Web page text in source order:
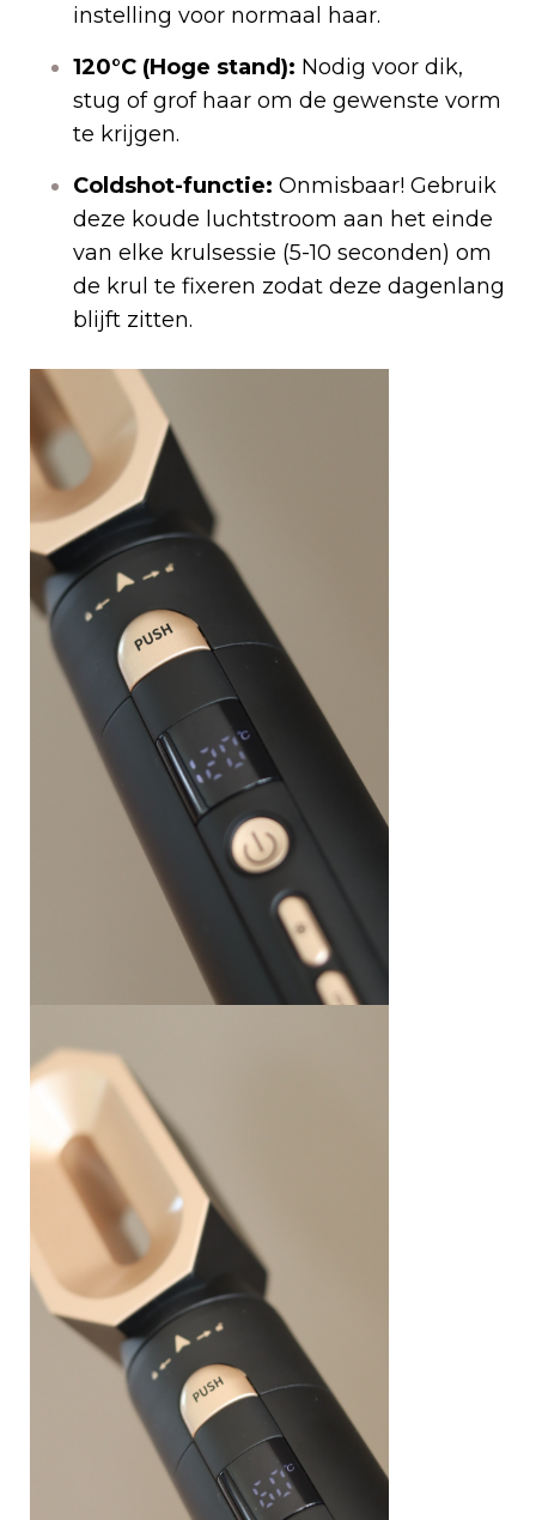
instelling voor normaal haar.
120°C (Hoge stand): Nodig voor dik,
stug of grof haar om de gewenste vorm
te krijgen.
Coldshot-functie: Onmisbaar! Gebruik
deze koude luchtstroom aan het einde
van elke krulsessie (5-10 seconden) om
de krul te fixeren zodat deze dagenlang
blijft zitten.